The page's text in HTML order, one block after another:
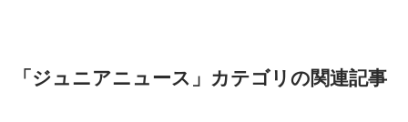
「ジュニアニュース」カテゴリの関連記事